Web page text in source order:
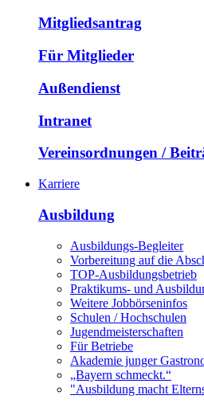
Mitgliedsantrag
Für Mitglieder
Außendienst
Intranet
Vereinsordnungen /
Karriere
Ausbildung
Ausbildungs-Begleiter
Vorbereitung auf die
TOP-Ausbildungsbetrieb
Praktikums- und
Weitere Jobbörseninfos
Schulen / Hochschulen
Jugendmeisterschaften
Für Betriebe
Akademie junger
„Bayern schmeckt.“
"Ausbildung macht